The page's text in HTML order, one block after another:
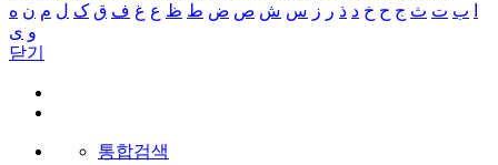
ب ت ث ج ح خ د ذ ر ز س ش ص ض ط ظ ع غ ف ق ک ل م ن ه
و ی
닫기
통합검색